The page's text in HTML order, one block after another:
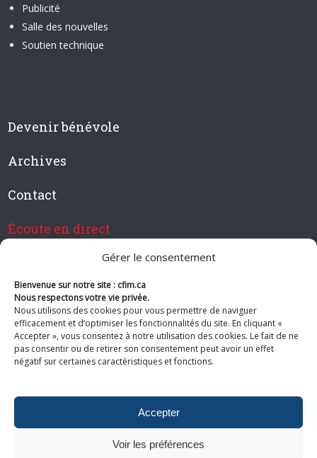
Gérer le consentement
Bienvenue sur notre site : cfim.ca
Nous respectons votre vie privée.
Nous utilisons des cookies pour vous permettre de naviguer
efficacement et d’optimiser les fonctionnalités du site. En cliquant «
Accepter », vous consentez à notre utilisation des cookies. Le fait de ne
pas consentir ou de retirer son consentement peut avoir un effet
négatif sur certaines caractéristiques et fonctions.
Accepter
Voir les préférences
Publicité
Salle des nouvelles
Soutien technique
Devenir bénévole
Archives
Contact
Écoute en direct
Devenir membre de CFIM
Suivez-nous